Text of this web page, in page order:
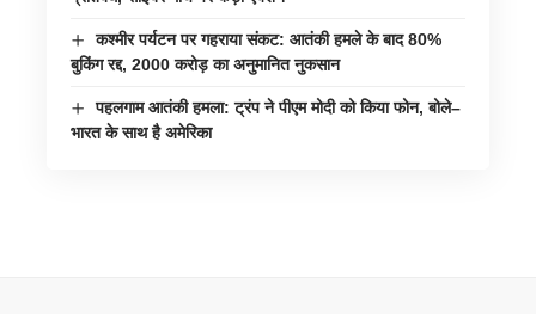
कश्मीर पर्यटन पर गहराया संकट: आतंकी हमले के बाद 80%
बुकिंग रद्द, 2000 करोड़ का अनुमानित नुकसान
पहलगाम आतंकी हमला: ट्रंप ने पीएम मोदी को किया फोन, बोले–
भारत के साथ है अमेरिका